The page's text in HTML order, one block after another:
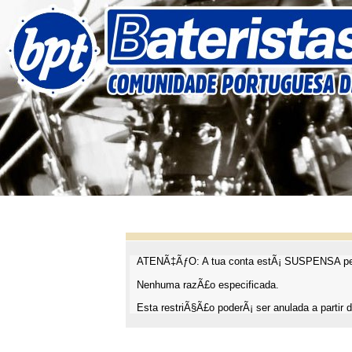
ATENÃ‡ÃƒO: A tua conta estÃ¡ SUSPENSA
Nenhuma razÃ£o especificada.
Esta restriÃ§Ã£o poderÃ¡ ser anulada a partir